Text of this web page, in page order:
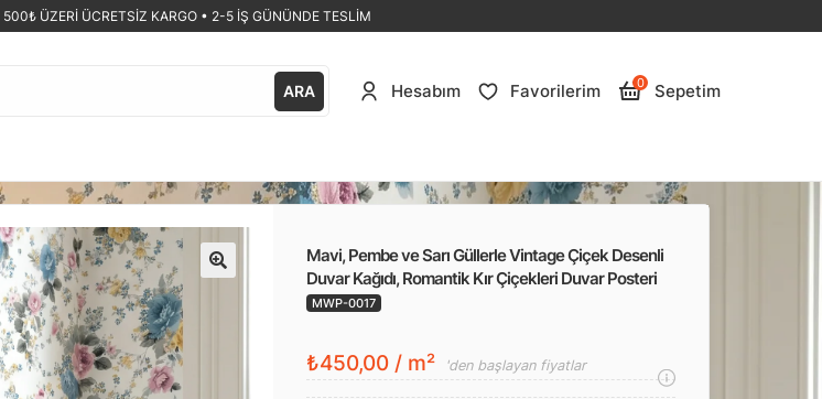
500₺ ÜZERİ ÜCRETSİZ KARGO • 2-5 İŞ GÜNÜNDE TESLİM
ARA Hesabım Favorilerim 0 Sepetim
Mavi, Pembe ve Sarı Güllerle Vintage Çiçek Desenli
Duvar Kağıdı, Romantik Kır Çiçekleri Duvar Posteri
MWP-0017
₺450,00 / m² 'den başlayan fiyatlar